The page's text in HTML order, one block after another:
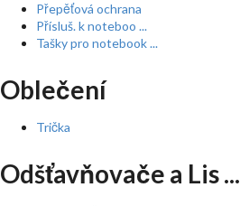
Přepěťová ochrana
Přísluš. k noteboo ...
Tašky pro notebook ...
Oblečení
Trička
Odšťavňovače a Lis ...